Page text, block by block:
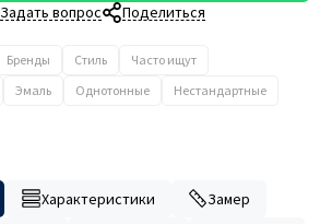
Задать вопрос Поделиться
Бренды Стиль
Часто ищут
Эмаль Однотонные
Нестандартные
Характеристики
Замер